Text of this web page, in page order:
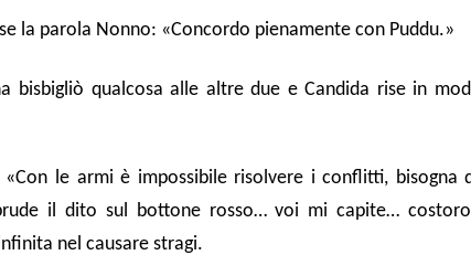
la parola Nonno: «Concordo pienamente con Puddu.»
bisbigliò qualcosa alle altre due e Candida rise in
le armi è impossibile risolvere i conflitti, bisogna
il dito sul bottone rosso… voi mi capite…
nel causare stragi.